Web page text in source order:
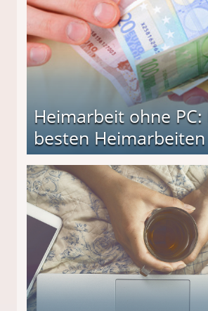
Heimarbeit ohne PC:
besten Heimarbeiten